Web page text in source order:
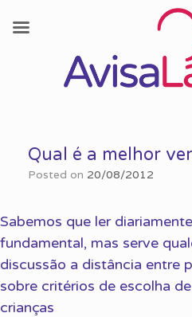
contentQual é a melhor
Posted on 20/08/2012
Sabemos que ler
fundamental, mas serve
discussão a distância entre
sobre critérios de escolha
crianças